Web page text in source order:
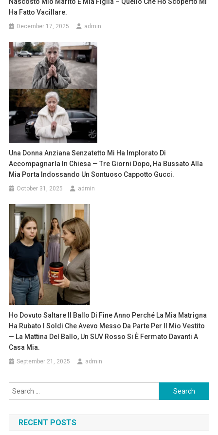
Nascosto Mio Marito E Mia Figlia – Quello Che Ho Scoperto Mi
Ha Fatto Vacillare.
December 17, 2025 admin
Una Donna Anziana Senzatetto Mi Ha Implorato Di
Accompagnarla In Chiesa — Tre Giorni Dopo, Ha Bussato Alla
Mia Porta Indossando Un Sontuoso Cappotto Gucci.
October 31, 2025 admin
Ho Dovuto Saltare Il Ballo Di Fine Anno Perché La Mia Matrigna
Ha Rubato I Soldi Che Avevo Messo Da Parte Per Il Mio Vestito
— La Mattina Del Ballo, Un SUV Rosso Si È Fermato Davanti A
Casa Mia.
September 21, 2025 admin
Search
for:
RECENT POSTS